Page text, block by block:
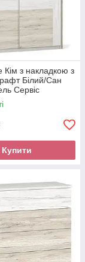
з накладкою з
Білий/Сан
Сервіс
Купити